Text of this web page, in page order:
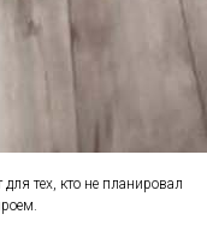
тех, кто не планировал